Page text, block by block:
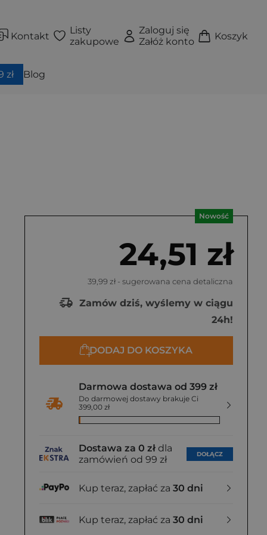
Kontakt
Listy
zakupowe
Zaloguj się
Załóż konto
Koszyk
zł Blog
Nowość
24,51 zł
39,99 zł - sugerowana cena detaliczna
Zamów dziś, wyślemy w ciągu
24h!
DODAJ DO KOSZYKA
Darmowa dostawa od 399 zł
Do darmowej dostawy brakuje Ci
399,00 zł
Dostawa za 0 zł dla
zamówień od 99 zł
DOŁĄCZ
Kup teraz, zapłać za 30 dni
Kup teraz, zapłać za 30 dni